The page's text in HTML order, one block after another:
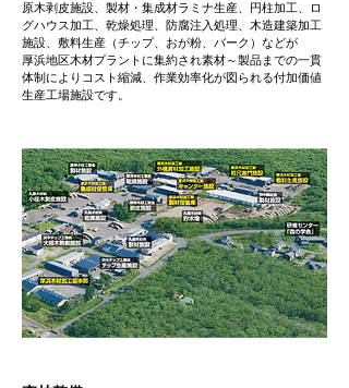
原木剥皮施設、製材・集成材ラミナ生産、円柱加工、ロ
グハウス加工、乾燥処理、防腐注入処理、木造建築加工
施設、 敷料生産（チップ、おが粉、バーク）などが
厚浜地区木材プラントに集約され素材～製品までの一貫
体制によりコスト縮減、作業効率化が図られる付加価値
生産工場施設です。